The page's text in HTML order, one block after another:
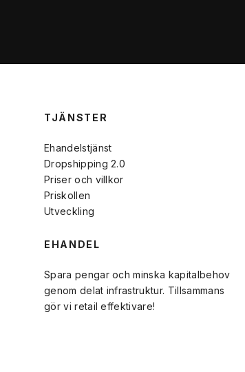
TJÄNSTER
Ehandelstjänst
Dropshipping 2.0
Priser och villkor
Priskollen
Utveckling
EHANDEL
Spara pengar och minska kapitalbehov
genom delat infrastruktur. Tillsammans
gör vi retail effektivare!